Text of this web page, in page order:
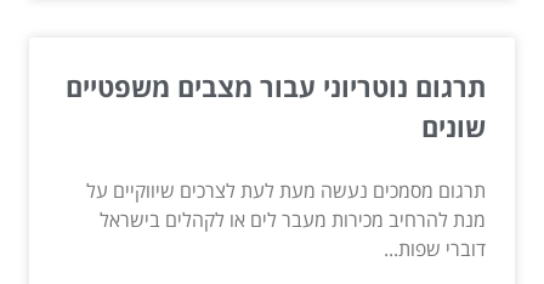
תרגום נוטריוני עבור מצבים משפטיים
שונים
תרגום מסמכים נעשה מעת לעת לצרכים שיווקיים על
מנת להרחיב מכירות מעבר לים או לקהלים בישראל
דוברי שפות...